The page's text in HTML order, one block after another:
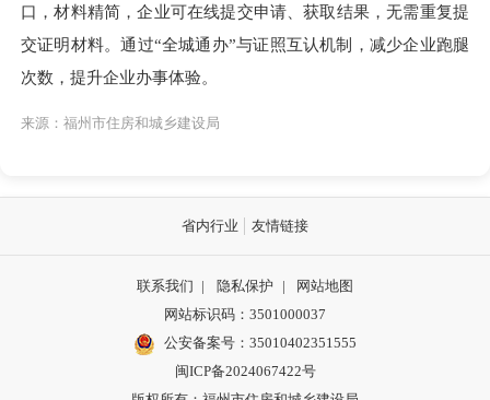
口，材料精简，企业可在线提交申请、获取结果，无需重复提
交证明材料。通过“全城通办”与证照互认机制，减少企业跑腿
次数，提升企业办事体验。
来源：福州市住房和城乡建设局
省内行业 友情链接
联系我们 | 隐私保护 |
网站地图
网站标识码：3501000037
公安备案号：35010402351555
闽ICP备2024067422号